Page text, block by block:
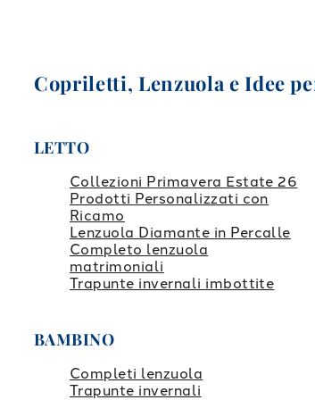
Copriletti, Lenzuola e Idee
LETTO
Collezioni Primavera Estate 26
Prodotti Personalizzati con
Ricamo
Lenzuola Diamante in Percalle
Completo lenzuola
matrimoniali
Trapunte invernali imbottite
BAMBINO
Completi lenzuola
Trapunte invernali